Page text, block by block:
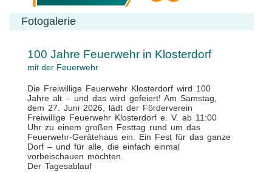
Fotogalerie
100 Jahre Feuerwehr in Klosterdorf
mit der Feuerwehr
Die Freiwillige Feuerwehr Klosterdorf wird 100
Jahre alt – und das wird gefeiert! Am Samstag,
dem 27. Juni 2026, lädt der Förderverein
Freiwillige Feuerwehr Klosterdorf e. V. ab 11:00
Uhr zu einem großen Festtag rund um das
Feuerwehr-Gerätehaus ein. Ein Fest für das ganze
Dorf – und für alle, die einfach einmal
vorbeischauen möchten.
Der Tagesablauf